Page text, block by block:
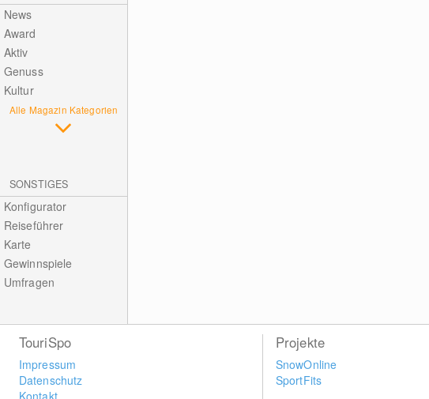
News
Award
Aktiv
Genuss
Kultur
Alle Magazin Kategorien
SONSTIGES
Konfigurator
Reiseführer
Karte
Gewinnspiele
Umfragen
TouriSpo
Impressum
Datenschutz
Kontakt
Projekte
SnowOnline
SportFits